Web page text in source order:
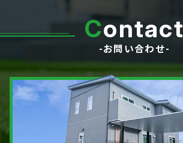
Contact
-お問い合わせ-